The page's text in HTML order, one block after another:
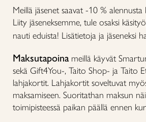
Meillä jäsenet saavat -10 % alennusta
Liity jäseneksemme, tule osaksi
nauti eduista! Lisätietoja ja jäseneksi
Maksutapoinameillä käyvät
sekä Gift4You-, Taito Shop- ja Taito
lahjakortit. Lahjakortit soveltuvat
maksamiseen. Suoritathan maksun
toimipisteessä paikan päällä ennen